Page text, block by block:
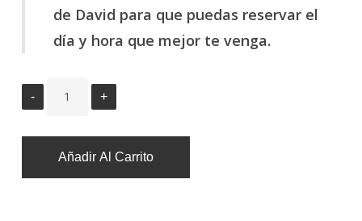
de David para que puedas reservar el
día y hora que mejor te venga.
Añadir Al Carrito